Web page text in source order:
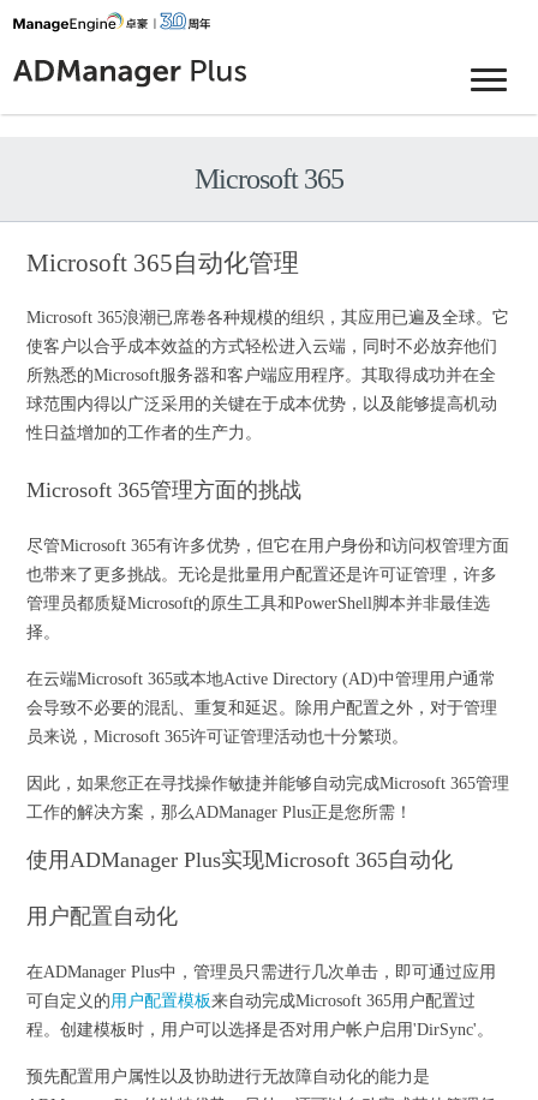
Microsoft 365
Microsoft 365自动化管理
Microsoft 365浪潮已席卷各种规模的组织，其应用已遍及全球。它
使客户以合乎成本效益的方式轻松进入云端，同时不必放弃他们
所熟悉的Microsoft服务器和客户端应用程序。其取得成功并在全
球范围内得以广泛采用的关键在于成本优势，以及能够提高机动
性日益增加的工作者的生产力。
Microsoft 365管理方面的挑战
尽管Microsoft 365有许多优势，但它在用户身份和访问权管理方面
也带来了更多挑战。无论是批量用户配置还是许可证管理，许多
管理员都质疑Microsoft的原生工具和PowerShell脚本并非最佳选
择。
在云端Microsoft 365或本地Active Directory (AD)中管理用户通常
会导致不必要的混乱、重复和延迟。除用户配置之外，对于管理
员来说，Microsoft 365许可证管理活动也十分繁琐。
因此，如果您正在寻找操作敏捷并能够自动完成Microsoft 365管理
工作的解决方案，那么ADManager Plus正是您所需！
使用ADManager Plus实现Microsoft 365自动化
用户配置自动化
在ADManager Plus中，管理员只需进行几次单击，即可通过应用
可自定义的用户配置模板来自动完成Microsoft 365用户配置过
程。创建模板时，用户可以选择是否对用户帐户启用'DirSync'。
预先配置用户属性以及协助进行无故障自动化的能力是